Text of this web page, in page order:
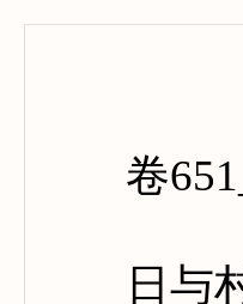
卷
日与村